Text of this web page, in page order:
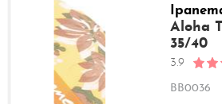
Son 1
Son 24
Aloha
35/40
3.9
BB0036